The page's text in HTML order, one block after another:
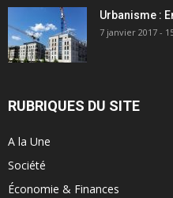
Urbanisme :
7 janvier 2017 -
RUBRIQUES DU SITE
A la Une
Société
Économie & Finances